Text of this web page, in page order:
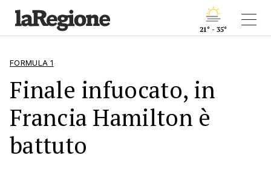
21° - 35°
FORMULA 1
Finale infuocato, in
Francia Hamilton è
battuto